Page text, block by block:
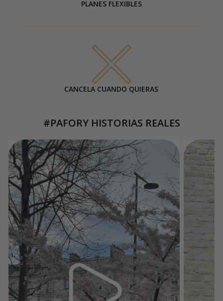
PLANES FLEXIBLES
CANCELA CUANDO QUIERAS
#PAFORY HISTORIAS REALES